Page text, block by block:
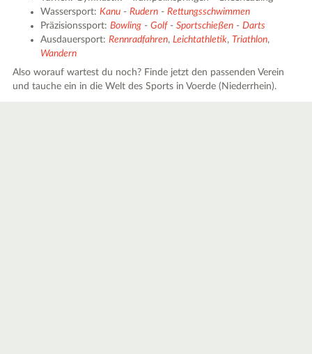
Wassersport:Kanu -Rudern -Rettungsschwimmen
Präzisionssport:Bowling -Golf-Sportschießen -Darts
Ausdauersport:Rennradfahren,Leichtathletik,Triathlon,
Wandern
Also worauf wartest du noch? Finde jetzt den passenden Verein
und tauche ein in die Welt des Sports in Voerde (Niederrhein).